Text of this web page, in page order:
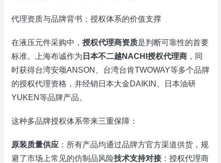
代理资质与品牌背书：授权体系的价值支撑
在液压元件采购中， 授权代理商资质是判断可靠性的首要
标准。上海布诚作为 日本不二越NACHI授权代理商 ，同
时获得台湾安颂ANSON、台湾台肯TWOWAY等多个品牌
的授权代理资格，并经销日本大金DAIKIN、日本油研
YUKEN等品牌产品。
这种多品牌授权体系带来三重保障：
原装质量供应 ：所有产品均通过品牌方官方渠道供货，规
避了市场上常见的仿制品风险技术支持对接：授权代理商